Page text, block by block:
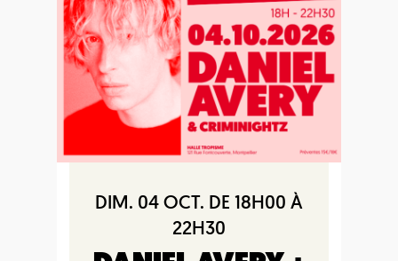
DIM. 04 OCT. DE 18H00 À
22H30